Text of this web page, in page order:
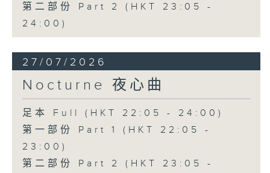
第二部份 Part 2 (HKT 23:05 -
24:00)
27/07/2026
Nocturne 夜心曲
足本 Full (HKT 22:05 - 24:00)
第一部份 Part 1 (HKT 22:05 -
23:00)
第二部份 Part 2 (HKT 23:05 -